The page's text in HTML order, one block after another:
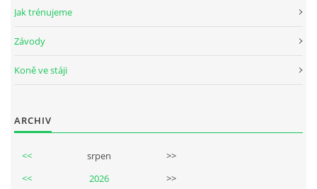
Jak trénujeme
Závody
Koně ve stáji
ARCHIV
<< srpen
>>
<<
2026 >>